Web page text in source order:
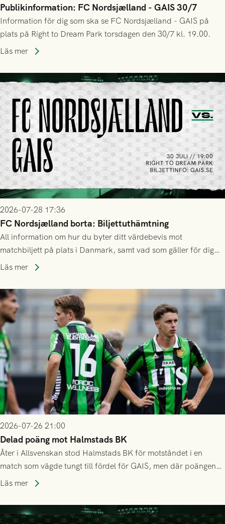
Publikinformation: FC Nordsjælland - GAIS 30/7
Information för dig som ska se FC Nordsjælland - GAIS på
plats på Right to Dream Park torsdagen den 30/7 kl. 19.00.
Läs mer
2026-07-28 17:36
FC Nordsjælland borta: Biljettuthämtning
All information om hur du byter ditt värdebevis mot
matchbiljett på plats i Danmark, samt vad som gäller för dig
som står på reservlista eller fått förhinder.
Läs mer
2026-07-26 21:00
Delad poäng mot Halmstads BK
Åter i Allsvenskan stod Halmstads BK för motståndet i en
match som vägde tungt till fördel för GAIS, men där poängen
delades efter dramatik på tilläggstid.
Läs mer